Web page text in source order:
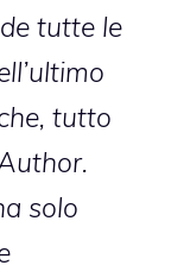
tutte le
tutto
solo